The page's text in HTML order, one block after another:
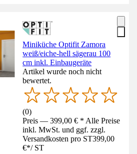
Miniküche Optifit Zamora
weiß/eiche-hell sägerau 100
cm inkl. Einbaugeräte
Artikel wurde noch nicht
bewertet.
(0)
Preis — 399,00 € * Alle Preise
inkl. MwSt. und ggf. zzgl.
Versandkosten pro ST399,00
€*/ ST